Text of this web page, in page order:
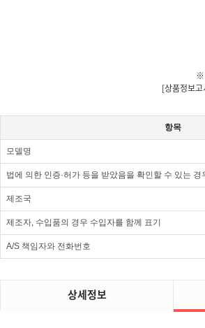
※
[상품정보
항목
모델명
법에 의한 인증·허가 등을 받았음을 확인할 수 있는 경
제조국
제조자, 수입품의 경우 수입자를 함께 표기
A/S 책임자와 전화번호
상세정보